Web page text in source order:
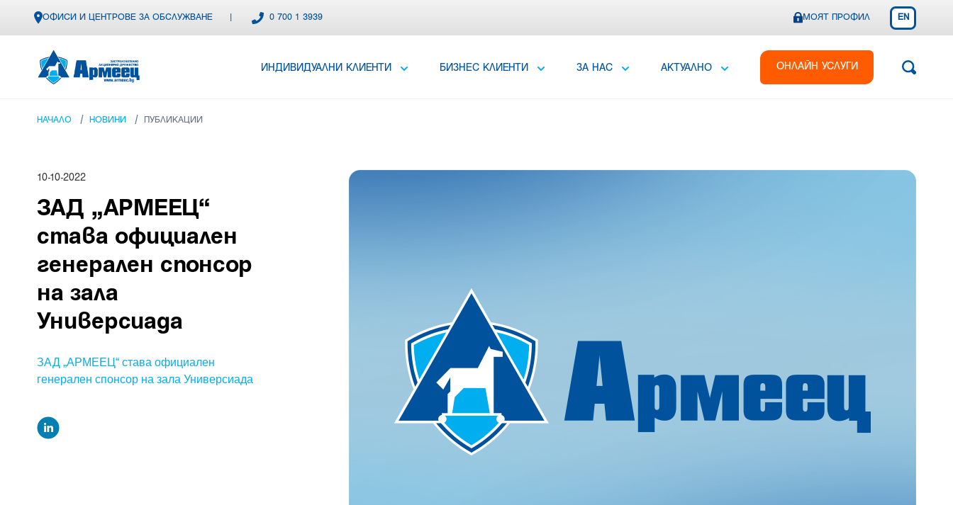
ОФИСИ И ЦЕНТРОВЕ ЗА ОБСЛУЖВАНЕ 0 700 1 3939 МОЯТ ПРОФИЛ EN
ИНДИВИДУАЛНИ КЛИЕНТИ БИЗНЕС КЛИЕНТИ ЗА НАС АКТУАЛНО ОНЛАЙН УСЛУГИ
НАЧАЛО / НОВИНИ / ПУБЛИКАЦИИ
10-10-2022
ЗАД „АРМЕЕЦ“
става официален
генерален спонсор
на зала
Универсиада
ЗАД „АРМЕЕЦ“ става официален
генерален спонсор на зала Универсиада